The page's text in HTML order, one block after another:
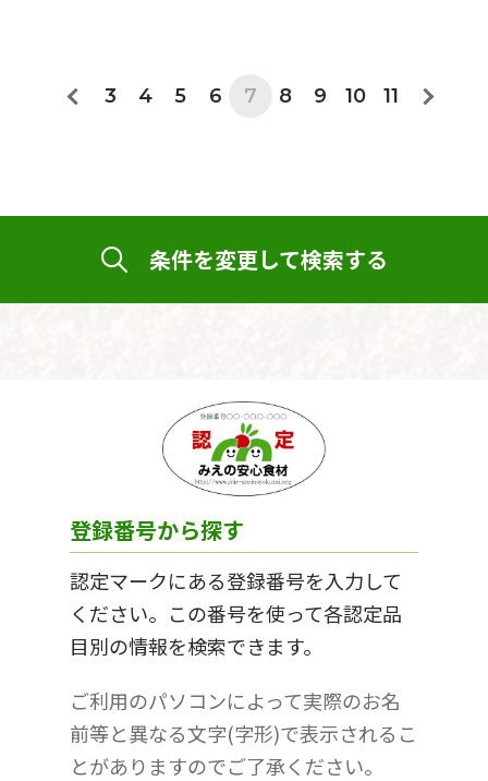
3 4 5 6 7 8 9 10 11
条件を変更して検索する
登録番号から探す
認定マークにある登録番号を入力して
ください。この番号を使って各認定品
目別の情報を検索できます。
ご利用のパソコンによって実際のお名
前等と異なる文字(字形)で表示されるこ
とがありますのでご了承ください。